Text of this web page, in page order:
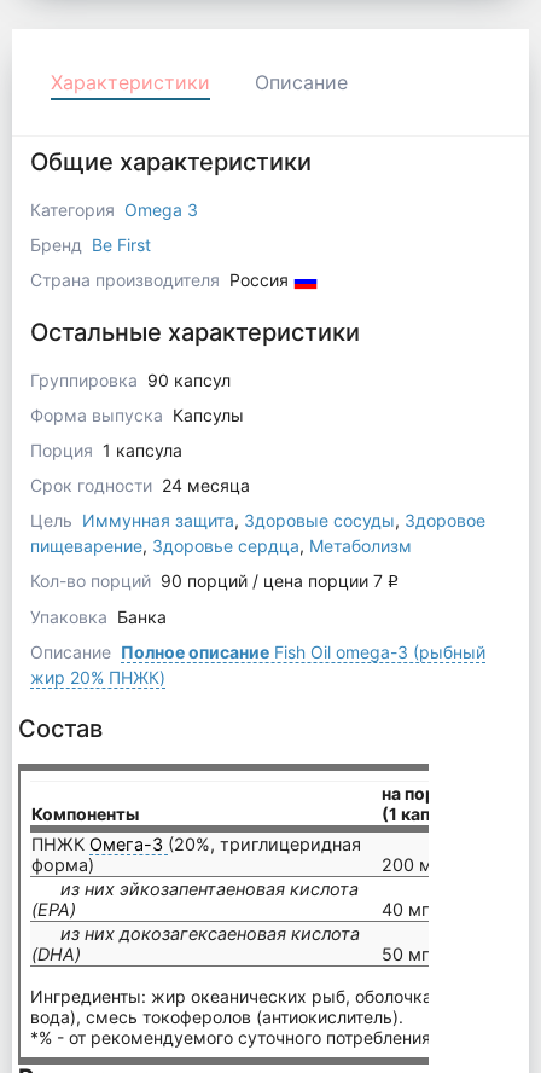
Характеристики Описание
Общие характеристики
Категория Omega 3
Бренд
Be First
Страна производителя Россия
Остальные характеристики
Группировка 90 капсул
Форма выпуска Капсулы
Порция 1 капсула
Срок годности 24 месяца
Цель Иммунная защита, Здоровые сосуды, Здоровое
пищеварение, Здоровье сердца, Метаболизм
Кол-во порций 90 порций / цена порции 7 q
Упаковка Банка
Описание Полное описаниеFish Oil omega-3 (рыбный
жир 20% ПНЖК)
Состав
Компоненты
на порцию
(1 капсула)
ПНЖКОмега-3 (20%, триглицеридная
форма)
200 мг (10%*)
из них эйкозапентаеновая кислота
(EPA)
40 мг (6,6%*)
из них докозагексаеновая кислота
(DHA)
50 мг (7,1%*)
Ингредиенты: жир океанических рыб, оболочка (желатин,
вода), смесь токоферолов (антиокислитель).
*% - от рекомендуемого суточного потребления.